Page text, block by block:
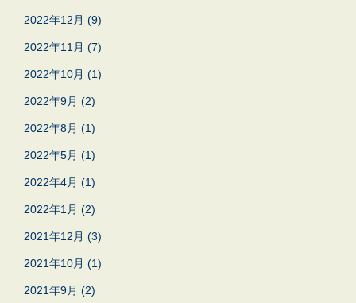
2022年12月 (9)
2022年11月 (7)
2022年10月 (1)
2022年9月 (2)
2022年8月 (1)
2022年5月 (1)
2022年4月 (1)
2022年1月 (2)
2021年12月 (3)
2021年10月 (1)
2021年9月 (2)